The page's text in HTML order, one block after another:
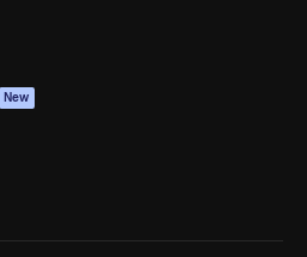
New